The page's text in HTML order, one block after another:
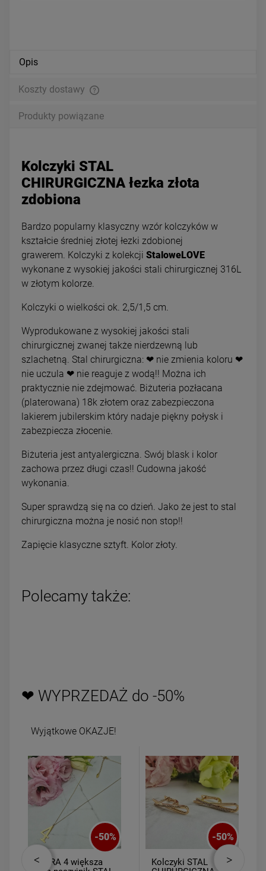
Opis
Koszty dostawy
Produkty powiązane
Kolczyki STAL
CHIRURGICZNA łezka złota
zdobiona
Bardzo popularny klasyczny wzór kolczyków w
kształcie średniej złotej łezki zdobionej
grawerem. Kolczyki z kolekcji StaloweLOVE
wykonane z wysokiej jakości stali chirurgicznej 316L
w złotym kolorze.
Kolczyki o wielkości ok. 2,5/1,5 cm.
Wyprodukowane z wysokiej jakości stali
chirurgicznej zwanej także nierdzewną lub
szlachetną. Stal chirurgiczna: ❤ nie zmienia koloru ❤
nie uczula ❤ nie reaguje z wodą!! Można ich
praktycznie nie zdejmować. Biżuteria pozłacana
(platerowana) 18k złotem oraz zabezpieczona
lakierem jubilerskim który nadaje piękny połysk i
zabezpiecza złocenie.
Biżuteria jest antyalergiczna. Swój blask i kolor
zachowa przez długi czas!! Cudowna jakość
wykonania.
Super sprawdzą się na co dzień. Jako że jest to stal
chirurgiczna można je nosić non stop!!
Zapięcie klasyczne sztyft. Kolor złoty.
Polecamy także:
❤ WYPRZEDAŻ do -50%
Wyjątkowe OKAZJE!
-50%
CYFRA 4 większa
-50%
Kolczyki STAL